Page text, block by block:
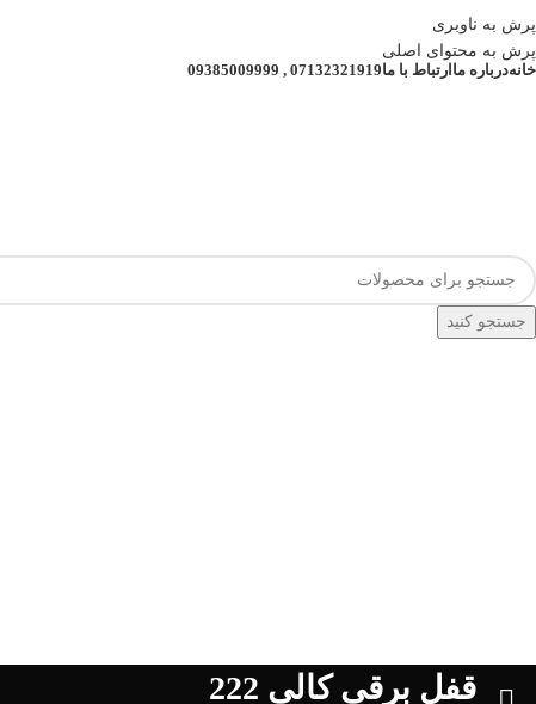
پرش به ناوبری
پرش به محتوای اصلی
تمامی قیمت ها و موجودی های سایت بروز می باشد
خانهدرباره ما ارتباط با ما07132321919 , 09385009999
جستجو کنید
قفل برقی کالی 222